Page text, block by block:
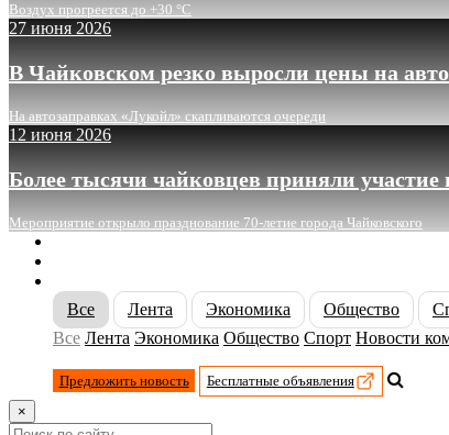
Воздух прогреется до +30 °C
27 июня 2026
В Чайковском резко выросли цены на
На автозаправках «Лукойл» скапливаются очереди
12 июня 2026
Более тысячи чайковцев приняли
Мероприятие открыло празднование 70-летие города Чайковского
Все
Лента Экономика Общество
Все Лента Экономика Общество Спорт Новости
Предложить новость
Бесплатные объявления
×